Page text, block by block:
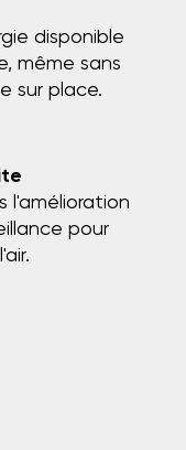
disponible
même sans
sur place.
l'amélioration
pour